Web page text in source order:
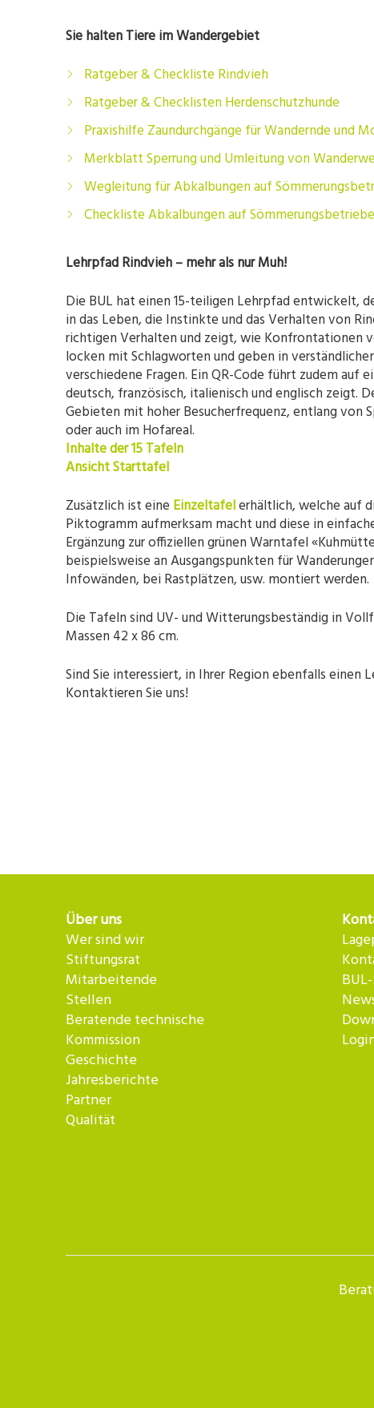
Sie halten Tiere im Wandergebiet
Ratgeber & Checkliste Rindvieh
Ratgeber & Checklisten Herdenschutzhunde
Praxishilfe Zaundurchgänge für Wandernde und
Merkblatt Sperrung und Umleitung von
Wegleitung für Abkalbungen auf
Checkliste Abkalbungen auf Sömmerungsbetriebe
Lehrpfad Rindvieh – mehr als nur Muh!
Die BUL hat einen 15-teiligen Lehrpfad entwickelt,
in das Leben, die Instinkte und das Verhalten von
richtigen Verhalten und zeigt, wie Konfrontationen
locken mit Schlagworten und geben in
verschiedene Fragen. Ein QR-Code führt zudem auf
deutsch, französisch, italienisch und englisch zeigt.
Gebieten mit hoher Besucherfrequenz, entlang von
oder auch im Hofareal.
Inhalte der 15 Tafeln
Ansicht Starttafel
Zusätzlich ist eine Einzeltafelerhältlich, welche auf
Piktogramm aufmerksam macht und diese in
Ergänzung zur offiziellen grünen Warntafel
beispielsweise an Ausgangspunkten für
Infowänden, bei Rastplätzen, usw. montiert werden.
Die Tafeln sind UV- und Witterungsbeständig in
Massen 42 x 86 cm.
Sind Sie interessiert, in Ihrer Region ebenfalls einen
Kontaktieren Sie uns!
Über uns
Wer sind wir
Stiftungsrat
Mitarbeitende
Stellen
Beratende technische
Kommission
Geschichte
Jahresberichte
Partner
Qualität